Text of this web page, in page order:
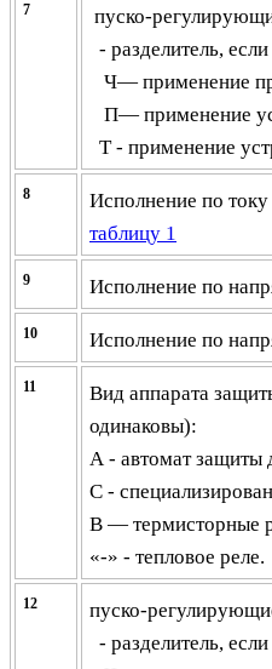
7 пуско-
- разделитель,
Ч— применение
П— применение
Т - применение
8
Исполнение по
таблицу 1
9 Исполнение по
10 Исполнение по
11
Вид аппарата
одинаковы):
А - автомат защиты
С -
В — термисторные
«-» - тепловое реле.
12 пуско-
- разделитель,